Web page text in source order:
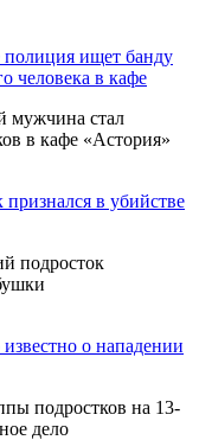
полиция ищет банду
человека в кафе
мужчина стал
в кафе «Астория»
в убийстве
подросток
о нападении
подростков на 13-
дело